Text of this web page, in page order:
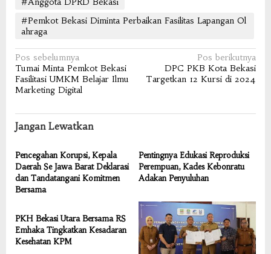
#Pemkot Bekasi Diminta Perbaikan Fasilitas Lapangan Ol
ahraga
Navigasi
pos
Pos sebelumnya
Tumai Minta Pemkot Bekasi
Fasilitasi UMKM Belajar Ilmu
Marketing Digital
Pos berikutnya
DPC PKB Kota Bekasi
Targetkan 12 Kursi di 2024
Jangan Lewatkan
Pencegahan Korupsi, Kepala
Daerah Se Jawa Barat Deklarasi
dan Tandatangani Komitmen
Bersama
Pentingnya Edukasi Reproduksi
Perempuan, Kades Kebonratu
Adakan Penyuluhan
PKH Bekasi Utara Bersama RS
Emhaka Tingkatkan Kesadaran
Kesehatan KPM